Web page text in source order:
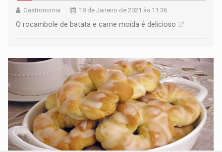
Gastronomia 18 de Janeiro de 2021 às 11:36
O rocambole de batata e carne moída é delicioso